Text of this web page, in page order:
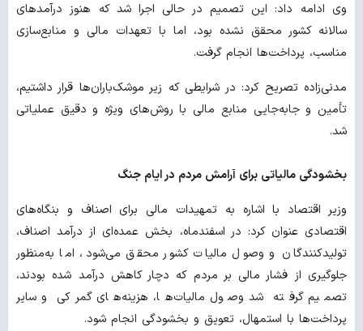
وی ادامه داد: این تصمیم در حالی اجرا شد که هنوز درآمدهای
سالانه کشور محقق نشده بود، اما با تعهدات مالی و منابع‌سازی
مناسب، پرداخت‌ها انجام گرفت.
مدنی‌زاده تصریح کرد: در شرایطی که زیر موشک‌باران‌ها قرار داشتیم،
تأمین و جابه‌جایی منابع مالی با روش‌های ویژه و دقیق عملیاتی
شد.
بخشودگی مالیاتی برای آرامش مردم در ایام جنگ
وزیر اقتصاد با اشاره به تمهیدات مالی برای اصناف و بنگاه‌های
اقتصادی عنوان کرد: در اسفندماه، بخش عمده‌ای از درآمد اصناف،
تولیدکنندگان و وصول مالیات کشور محقق می‌شود، اما به‌منظور
جلوگیری از فشار مالی بر مردم که دچار کاهش درآمد شده بودند،
تصمیم گرفته شد وصول مالیات‌ها، هزینه‌های گمرکی و سایر
پرداخت‌ها با استمهال، تعویق و بخشودگی انجام شود.